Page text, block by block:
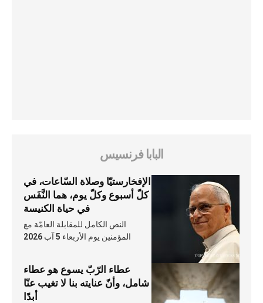
البابا فرنسيس
الإفخارستيّا وصلاة السّاعات، في
كلّ أسبوع وكلّ يوم، هما النَّفَس
في حياة الكنيسة
النص الكامل للمقابلة العامّة مع
المؤمنين يوم الأربعاء 5 آب 2026
عطاء الرّبّ يسوع هو عطاء
شامل، وأنّ عنايته بنا لا تغيب عنّا
أبدًا